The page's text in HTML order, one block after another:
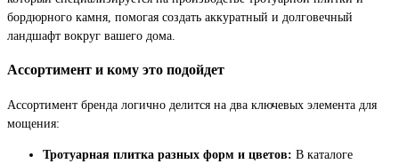
бордюрного камня, помогая создать аккуратный и долговечный
ландшафт вокруг вашего дома.
Ассортимент и кому это подойдет
Ассортимент бренда логично делится на два ключевых элемента для
мощения:
Тротуарная плитка разных форм и цветов: В каталоге